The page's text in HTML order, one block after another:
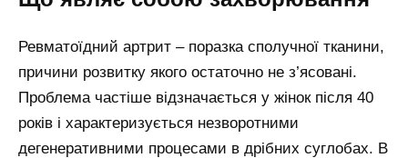
Ревматоїдний артрит – поразка сполучної тканини,
причини розвитку якого остаточно не з’ясовані.
Проблема частіше відзначається у жінок після 40
років і характеризується незворотними
дегенеративними процесами в дрібних суглобах. В